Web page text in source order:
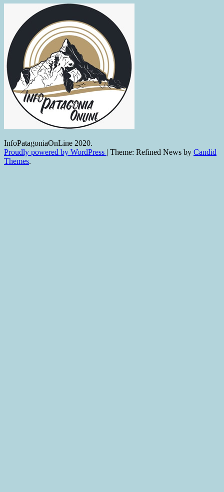
InfoPatagoniaOnLine 2020.
Proudly powered by WordPress | Theme: Refined News by Candid
Themes.